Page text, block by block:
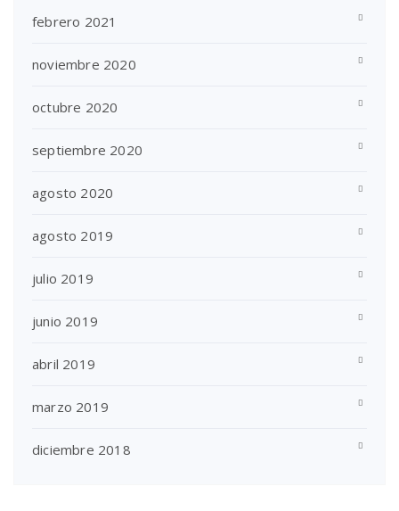
febrero 2021
noviembre 2020
octubre 2020
septiembre 2020
agosto 2020
agosto 2019
julio 2019
junio 2019
abril 2019
marzo 2019
diciembre 2018